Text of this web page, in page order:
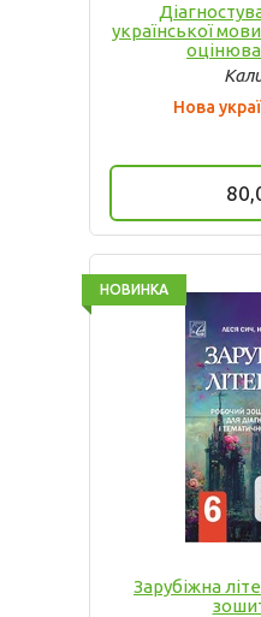
української
Нова
Зарубіжна
НОВИНКА